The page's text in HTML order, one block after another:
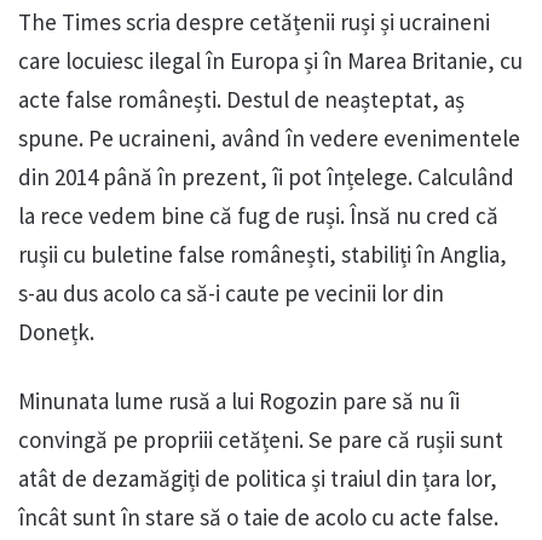
The Times scria despre cetățenii ruși și ucraineni
care locuiesc ilegal în Europa și în Marea Britanie, cu
acte false românești. Destul de neașteptat, aș
spune. Pe ucraineni, având în vedere evenimentele
din 2014 până în prezent, îi pot înțelege. Calculând
la rece vedem bine că fug de ruși. Însă nu cred că
rușii cu buletine false românești, stabiliți în Anglia,
s-au dus acolo ca să-i caute pe vecinii lor din
Donețk.
Minunata lume rusă a lui Rogozin pare să nu îi
convingă pe propriii cetățeni. Se pare că rușii sunt
atât de dezamăgiți de politica și traiul din țara lor,
încât sunt în stare să o taie de acolo cu acte false.